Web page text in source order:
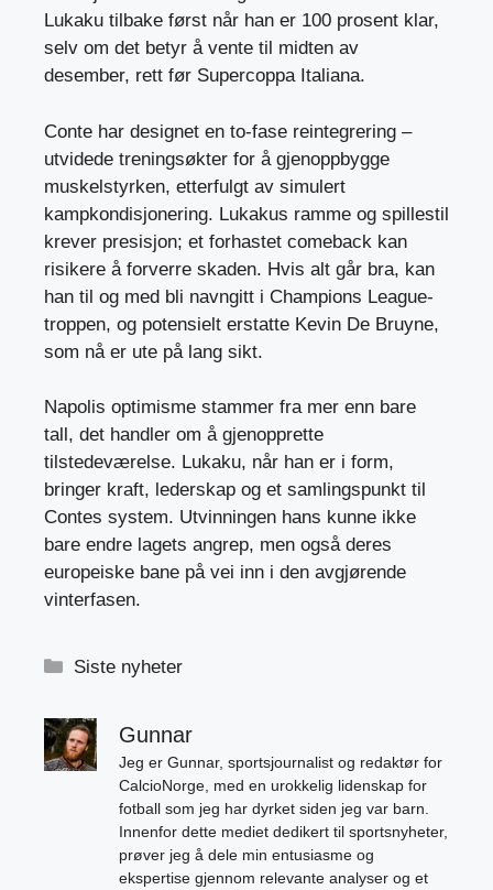
Lukaku tilbake først når han er 100 prosent klar,
selv om det betyr å vente til midten av
desember, rett før Supercoppa Italiana.
Conte har designet en to-fase reintegrering –
utvidede treningsøkter for å gjenoppbygge
muskelstyrken, etterfulgt av simulert
kampkondisjonering. Lukakus ramme og spillestil
krever presisjon; et forhastet comeback kan
risikere å forverre skaden. Hvis alt går bra, kan
han til og med bli navngitt i Champions League-
troppen, og potensielt erstatte Kevin De Bruyne,
som nå er ute på lang sikt.
Napolis optimisme stammer fra mer enn bare
tall, det handler om å gjenopprette
tilstedeværelse. Lukaku, når han er i form,
bringer kraft, lederskap og et samlingspunkt til
Contes system. Utvinningen hans kunne ikke
bare endre lagets angrep, men også deres
europeiske bane på vei inn i den avgjørende
vinterfasen.
Kategorier
Siste nyheter
Gunnar
Jeg er Gunnar, sportsjournalist og redaktør for
CalcioNorge, med en urokkelig lidenskap for
fotball som jeg har dyrket siden jeg var barn.
Innenfor dette mediet dedikert til sportsnyheter,
prøver jeg å dele min entusiasme og
ekspertise gjennom relevante analyser og et